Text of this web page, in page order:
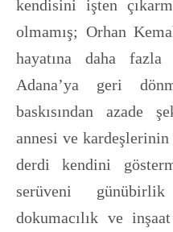
kendisini işten
olmamış; Orhan
hayatına daha fazla
Adana’ya geri
baskısından azade
annesi ve
derdi kendini
serüveni
dokumacılık ve